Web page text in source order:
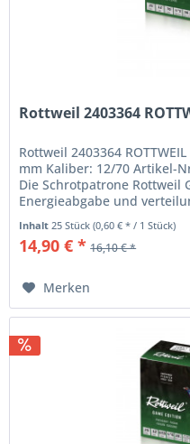
Rottweil 2403364
Rottweil 2403364
mm Kaliber: 12/70 Artikel-
Die Schrotpatrone Rottweil
Energieabgabe und
Inhalt25 Stück(0,60 € * / 1 Stück)
14,90 € * 16,10 € *
Merken